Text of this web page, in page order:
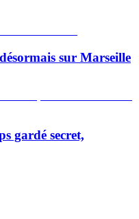
sur Marseille
gardé secret,